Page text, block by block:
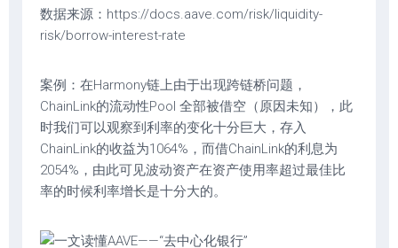
数据来源：https://docs.aave.com/risk/liquidity-
risk/borrow-interest-rate
案例：在Harmony链上由于出现跨链桥问题，
ChainLink的流动性Pool 全部被借空（原因未知），此
时我们可以观察到利率的变化十分巨大，存入
ChainLink的收益为1064%，而借ChainLink的利息为
2054%，由此可见波动资产在资产使用率超过最佳比
率的时候利率增长是十分大的。